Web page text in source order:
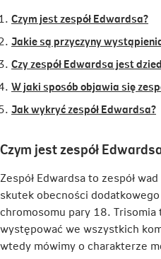
Czym jest zespół Edwardsa?
Jakie są przyczyny
Czy zespół Edwardsa jest
W jaki sposób objawia się
Jak wykryć zespół Edwardsa?
Czym jest zespół
Zespół Edwardsa to zespół
skutek obecności
chromosomu pary 18.
występować we wszystkich
wtedy mówimy o charakterze